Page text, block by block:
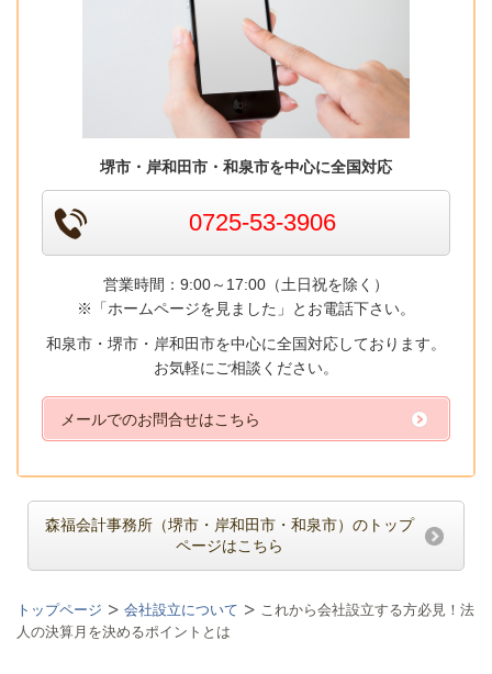
堺市・岸和田市・和泉市を中心に全国対応
0725-53-3906
営業時間：9:00～17:00（土日祝を除く）
※「ホームページを見ました」とお電話下さい。
和泉市・堺市・岸和田市を中心に全国対応しております。
お気軽にご相談ください。
メールでのお問合せはこちら
森福会計事務所（堺市・岸和田市・和泉市）のトップ
ページはこちら
トップページ 会社設立について
これから会社設立する方必見！法
人の決算月を決めるポイントとは